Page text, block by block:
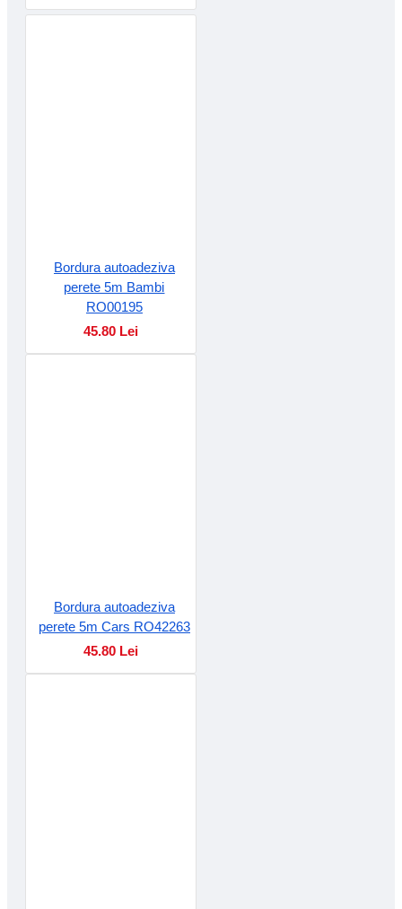
Bordura autoadeziva
perete 5m Bambi
RO00195
45.80 Lei
Bordura autoadeziva
perete 5m Cars RO42263
45.80 Lei